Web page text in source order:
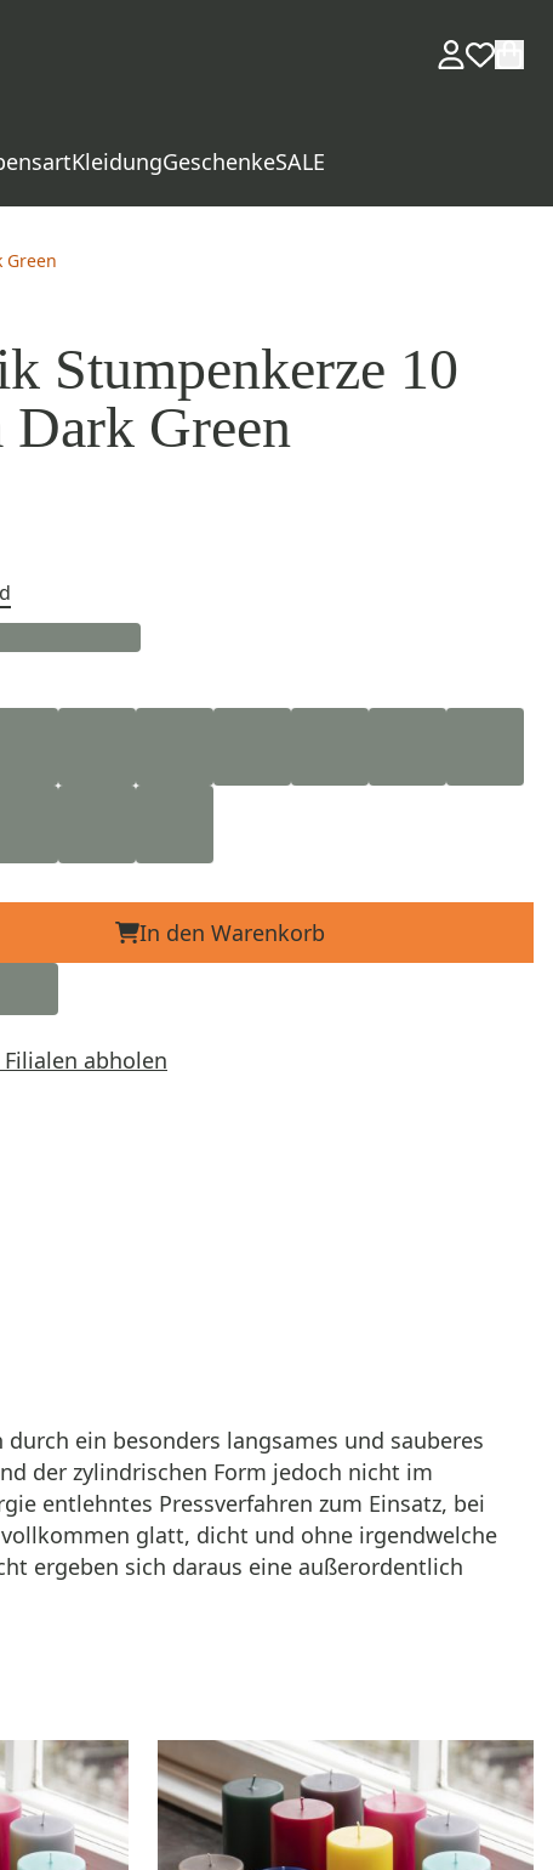
KleidungGeschenkeSALE
Green
Stumpenkerze 10
Green
In den Warenkorb
abholen
ein besonders langsames und sauberes
der zylindrischen Form jedoch nicht im
entlehntes Pressverfahren zum Einsatz, bei
glatt, dicht und ohne irgendwelche
ergeben sich daraus eine außerordentlich